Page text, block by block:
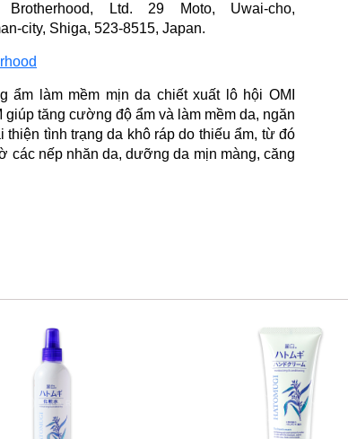
Ltd. 29 Moto, Uwai-cho,
city, Shiga, 523-8515, Japan.
ẩm làm mềm mịn da chiết xuất lô hội OMI
giúp tăng cường độ ẩm và làm mềm da, ngăn
thiện tình trạng da khô ráp do thiếu ẩm, từ đó
các nếp nhăn da, dưỡng da mịn màng, căng